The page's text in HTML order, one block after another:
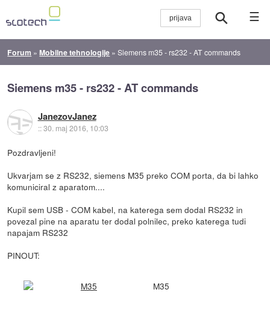
☰
Forum »Mobilne tehnologije »Siemens m35 - rs232 - AT commands
Siemens m35 - rs232 - AT commands
JanezovJanez
::30. maj 2016, 10:03
Pozdravljeni!
Ukvarjam se z RS232, siemens M35 preko COM porta, da bi lahko
komuniciral z aparatom....
Kupil sem USB - COM kabel, na katerega sem dodal RS232 in
povezal pine na aparatu ter dodal polnilec, preko katerega tudi
napajam RS232
PINOUT:
M35